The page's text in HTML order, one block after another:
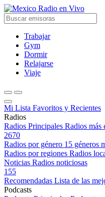
Radio en Vivo
Trabajar
Gym
Dormir
Relajarse
Viaje
Mi Lista Favoritos y Recientes
Radios
Radios Principales Radios más
2670
Radios por género 15 géneros
Radios por regiones Radios
Noticias Radios noticiosas
155
Recomendadas Lista de las
Podcasts